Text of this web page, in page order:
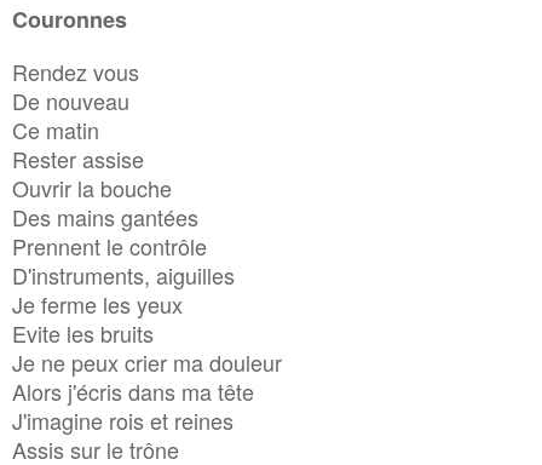
Couronnes
Rendez vous
De nouveau
Ce matin
Rester assise
Ouvrir la bouche
Des mains gantées
Prennent le contrôle
D'instruments, aiguilles
Je ferme les yeux
Evite les bruits
Je ne peux crier ma douleur
Alors j'écris dans ma tête
J'imagine rois et reines
Assis sur le trône